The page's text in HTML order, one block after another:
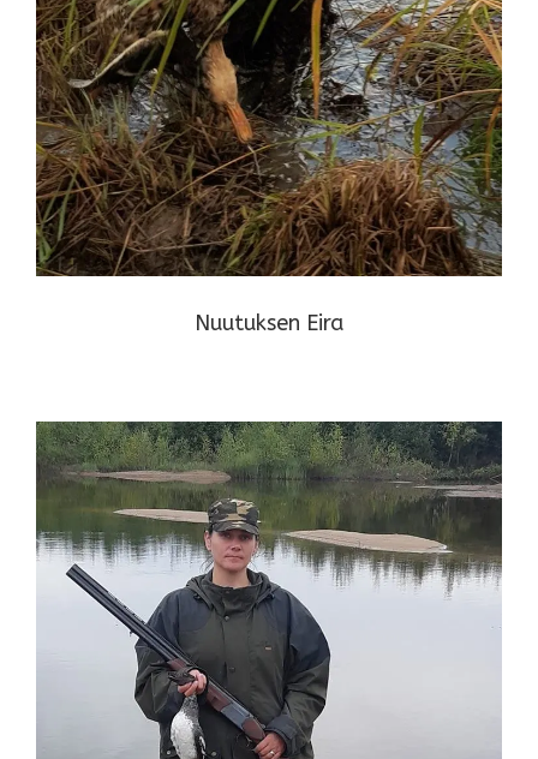
Nuutuksen Eira